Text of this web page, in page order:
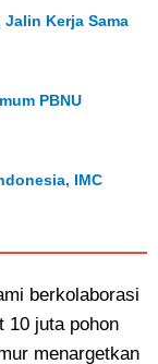
Kerja Sama
PBNU
IMC
berkolaborasi
10 juta pohon
menargetkan